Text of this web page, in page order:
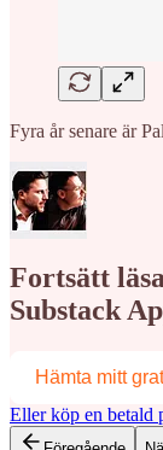
Fyra år senare är
Fortsätt
Substack
Hämta mitt
Eller köp en betald